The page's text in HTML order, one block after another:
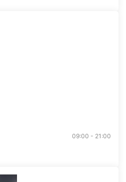
09:00 - 21:00